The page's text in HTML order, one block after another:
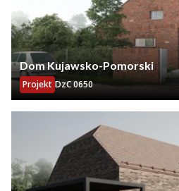
Dom Kujawsko-Pomorski
Projekt DzC 0650